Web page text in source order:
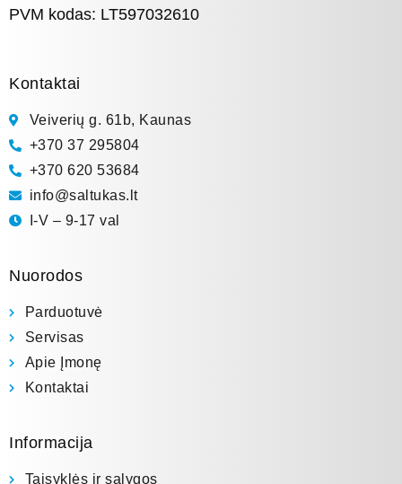
PVM kodas: LT597032610
Kontaktai
Veiverių g. 61b, Kaunas
+370 37 295804
+370 620 53684
info@saltukas.lt
I-V – 9-17 val
Nuorodos
Parduotuvė
Servisas
Apie Įmonę
Kontaktai
Informacija
Taisyklės ir sąlygos